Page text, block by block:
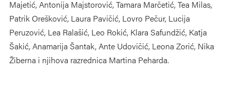
Majetić, Antonija Majstorović, Tamara Marčetić, Tea Milas,
Patrik Orešković, Laura Pavičić, Lovro Pečur, Lucija
Peruzović, Lea Ralašić, Leo Rokić, Klara Safundžić, Katja
Šakić, Anamarija Šantak, Ante Udovičić, Leona Zorić, Nika
Žiberna i njihova razrednica Martina Peharda.